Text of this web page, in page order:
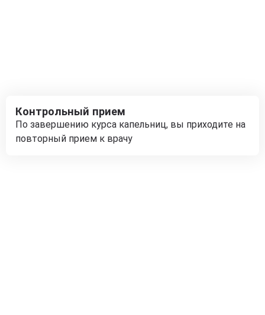
Контрольный прием
По завершению курса капельниц, вы приходите на
повторный прием к врачу